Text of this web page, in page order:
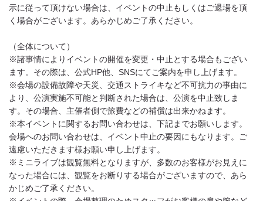
示に従って頂けない場合は、イベントの中止もしくはご退場を頂
く場合がございます。あらかじめご了承ください。
（全体について）
※諸事情によりイベントの開催を変更・中止とする場合もござい
ます。その際は、公式HP他、SNSにてご案内を申し上げます。
※会場の設備故障や天災、交通ストライキなど不可抗力の事由に
より、公演実施不可能と判断された場合は、公演を中止致しま
す。その場合、主催者側で旅費などの補償は出来かねます。
※本イベントに関するお問い合わせは、下記までお願いします。
会場へのお問い合わせは、イベント中止の要因にもなります。ご
遠慮いただきます様お願い申し上げます。
※ミニライブは観覧無料となりますが、多数のお客様がお見えに
なった場合には、観覧をお断りする場合がございますので、あら
かじめご了承ください。